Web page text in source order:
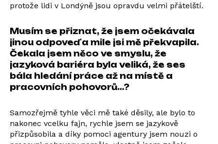
protože lidi v Londýně jsou opravdu velmi přátelští.
Musím se přiznat, že jsem očekávala
jinou odpoveď a mile jsi mě překvapila.
Čekala jsem něco ve smyslu, že
jazyková bariéra byla veliká, že ses
bála hledání práce až na místě a
pracovních pohovorů…?
Samozřejmě tyhle věci mě také děsily, ale bylo to
nakonec vcelku fajn, rychle jsem se jazykově
přizpůsobila a díky pomoci agentury jsem nouzi o